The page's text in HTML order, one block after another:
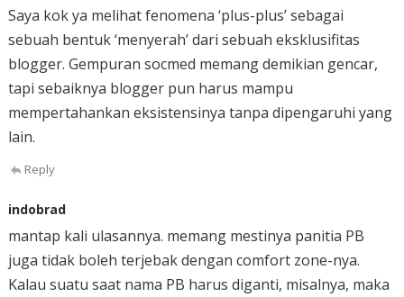
Saya kok ya melihat fenomena ‘plus-plus’ sebagai
sebuah bentuk ‘menyerah’ dari sebuah eksklusifitas
blogger. Gempuran socmed memang demikian gencar,
tapi sebaiknya blogger pun harus mampu
mempertahankan eksistensinya tanpa dipengaruhi yang
lain.
Reply
indobrad
mantap kali ulasannya. memang mestinya panitia PB
juga tidak boleh terjebak dengan comfort zone-nya.
Kalau suatu saat nama PB harus diganti, misalnya, maka